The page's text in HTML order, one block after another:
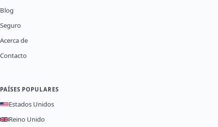
Blog
Seguro
Acerca de
Contacto
PAÍSES POPULARES
Estados Unidos
Reino Unido